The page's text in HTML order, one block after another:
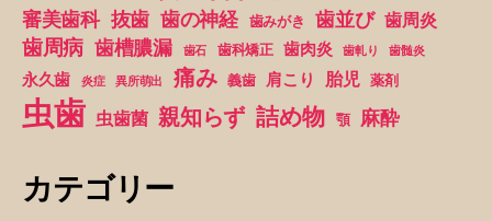
き
ま
し
審美歯科 抜歯 歯の神経 歯みがき 歯並び 歯周炎
歯周病 歯槽膿漏 歯石 歯科矯正 歯肉炎 歯軋り 歯髄炎
永久歯 炎症 異所萌出 痛み 義歯 肩こり 胎児 薬剤
虫歯 虫歯菌 親知らず 詰め物 顎 麻酔
カテゴリー